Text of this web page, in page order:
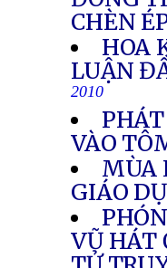
CHÈN
HOA
LUẬN
2010
VÀO
MÙA
GIÁO
VŨ HÁT